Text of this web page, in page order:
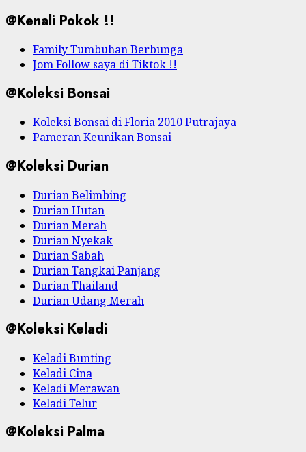
@Kenali Pokok !!
Family Tumbuhan Berbunga
Jom Follow saya di Tiktok !!
@Koleksi Bonsai
Koleksi Bonsai di Floria 2010 Putrajaya
Pameran Keunikan Bonsai
@Koleksi Durian
Durian Belimbing
Durian Hutan
Durian Merah
Durian Nyekak
Durian Sabah
Durian Tangkai Panjang
Durian Thailand
Durian Udang Merah
@Koleksi Keladi
Keladi Bunting
Keladi Cina
Keladi Merawan
Keladi Telur
@Koleksi Palma